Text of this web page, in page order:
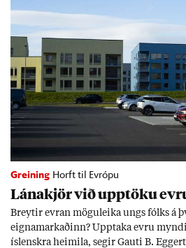
Greining Horft til Evrópu
Lána­kjör við upp­töku
Breyt­ir evr­an mögu­leika ungs fólks á
eigna­mark­að­inn? Upp­taka evru
ís­lenskra heim­ila, seg­ir Gauti B.